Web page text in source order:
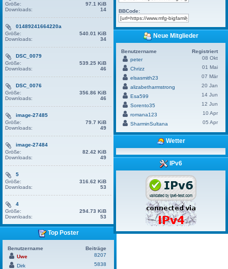
Größe:
97.1 KiB
Downloads:
14
01489241664220a
Größe:
540.01 KiB
Downloads:
34
DSC_0079
Größe:
539.25 KiB
Downloads:
46
DSC_0076
Größe:
356.86 KiB
Downloads:
46
image-27485
Größe:
79.7 KiB
Downloads:
49
image-27484
Größe:
82.42 KiB
Downloads:
49
5
Größe:
316.62 KiB
Downloads:
53
4
Größe:
294.73 KiB
Downloads:
53
Top Poster
Benutzername
Beiträge
Uwe
8207
Dirk
5838
BBCode:
Neue Mitglieder
Benutzername
Registriert
peter
08 Okt
Chrizz
01 Mai
elsasmith23
07 Mär
alizabetharmstrong
20 Jan
Esa599
14 Jun
Sorento35
12 Jun
romana123
10 Apr
SharminSultana
05 Apr
Wetter
IPv6